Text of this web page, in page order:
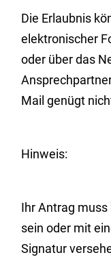
Die Erlaubnis
elektronischer
oder über das
Mail genügt
Hinweis:
Ihr Antrag
sein oder mit
Signatur